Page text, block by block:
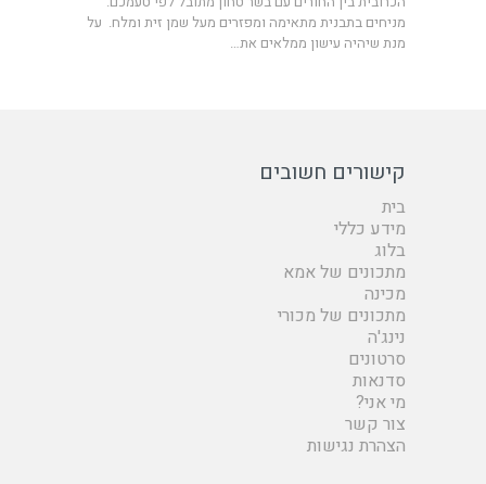
‎מניחים בתבנית מתאימה ומפזרים מעל שמן זית ומלח. ‎ על
מנת שיהיה עישון ממלאים את…
קישורים חשובים
בית
מידע כללי
בלוג
מתכונים של אמא
מכינה
מתכונים של מכורי
נינג'ה
סרטונים
סדנאות
מי אני?
צור קשר
הצהרת נגישות